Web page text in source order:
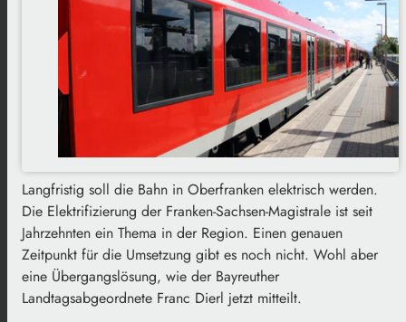
Langfristig soll die Bahn in Oberfranken elektrisch werden.
Die Elektrifizierung der Franken-Sachsen-Magistrale ist seit
Jahrzehnten ein Thema in der Region. Einen genauen
Zeitpunkt für die Umsetzung gibt es noch nicht. Wohl aber
eine Übergangslösung, wie der Bayreuther
Landtagsabgeordnete Franc Dierl jetzt mitteilt.